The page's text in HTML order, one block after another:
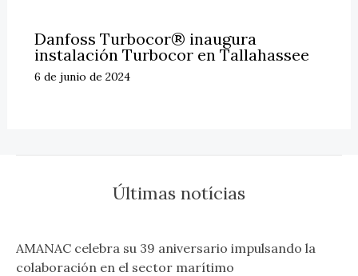
Danfoss Turbocor® inaugura
instalación Turbocor en Tallahassee
6 de junio de 2024
Últimas notícias
AMANAC celebra su 39 aniversario impulsando la
colaboración en el sector marítimo